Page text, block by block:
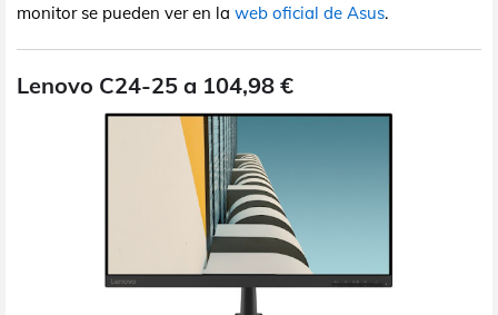
monitor se pueden ver en la web oficial de Asus.
Lenovo C24-25 a 104,98 €